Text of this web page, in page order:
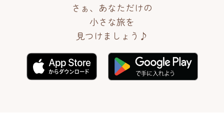
さぁ、あなただけの
小さな旅を
見つけましょう♪